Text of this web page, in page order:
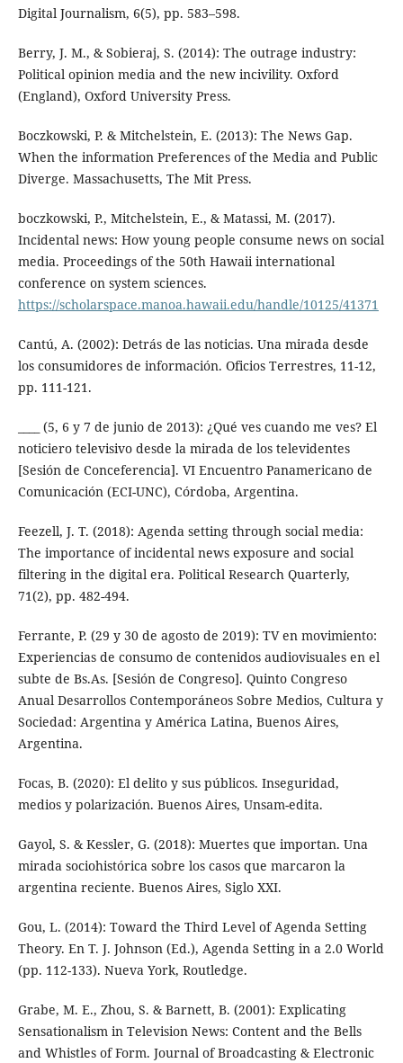
Digital Journalism, 6(5), pp. 583–598.
Berry, J. M., & Sobieraj, S. (2014): The outrage industry:
Political opinion media and the new incivility. Oxford
(England), Oxford University Press.
Boczkowski, P. & Mitchelstein, E. (2013): The News Gap.
When the information Preferences of the Media and Public
Diverge. Massachusetts, The Mit Press.
boczkowski, P., Mitchelstein, E., & Matassi, M. (2017).
Incidental news: How young people consume news on social
media. Proceedings of the 50th Hawaii international
conference on system sciences.
https://scholarspace.manoa.hawaii.edu/handle/10125/41371
Cantú, A. (2002): Detrás de las noticias. Una mirada desde
los consumidores de información. Oficios Terrestres, 11-12,
pp. 111-121.
____ (5, 6 y 7 de junio de 2013): ¿Qué ves cuando me ves? El
noticiero televisivo desde la mirada de los televidentes
[Sesión de Conceferencia]. VI Encuentro Panamericano de
Comunicación (ECI-UNC), Córdoba, Argentina.
Feezell, J. T. (2018): Agenda setting through social media:
The importance of incidental news exposure and social
filtering in the digital era. Political Research Quarterly,
71(2), pp. 482-494.
Ferrante, P. (29 y 30 de agosto de 2019): TV en movimiento:
Experiencias de consumo de contenidos audiovisuales en el
subte de Bs.As. [Sesión de Congreso]. Quinto Congreso
Anual Desarrollos Contemporáneos Sobre Medios, Cultura y
Sociedad: Argentina y América Latina, Buenos Aires,
Argentina.
Focas, B. (2020): El delito y sus públicos. Inseguridad,
medios y polarización. Buenos Aires, Unsam-edita.
Gayol, S. & Kessler, G. (2018): Muertes que importan. Una
mirada sociohistórica sobre los casos que marcaron la
argentina reciente. Buenos Aires, Siglo XXI.
Gou, L. (2014): Toward the Third Level of Agenda Setting
Theory. En T. J. Johnson (Ed.), Agenda Setting in a 2.0 World
(pp. 112-133). Nueva York, Routledge.
Grabe, M. E., Zhou, S. & Barnett, B. (2001): Explicating
Sensationalism in Television News: Content and the Bells
and Whistles of Form. Journal of Broadcasting & Electronic